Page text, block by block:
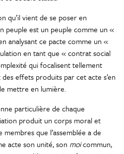
qu’il vient de se poser en
peuple est un peuple comme un «
analysant ce pacte comme un «
en tant que « contrat social
qui focalisent tellement
effets produits par cet acte s’en
mettre en lumière.
particulière de chaque
produit un corps moral et
que l’assemblée a de
acte son unité, son moicommun,